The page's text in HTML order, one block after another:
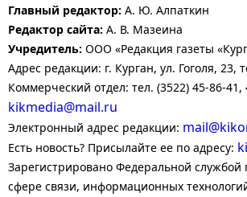
Главный редактор: А. Ю. Алпаткин
Редактор сайта: А. В. Мазеина
Учредитель: ООО «Редакция газеты
Адрес редакции: г. Курган, ул. Гоголя, 23,
Коммерческий отдел: тел. (3522) 45-86-41,
kikmedia@mail.ru
Электронный адрес редакции:
Есть новость? Присылайте ее по адресу:
Зарегистрировано Федеральной службой
сфере связи, информационных